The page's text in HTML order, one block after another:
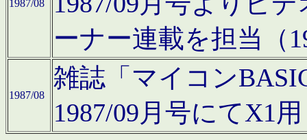
1987/08
ーナー連載を担当（
1987/08
雑誌「マイコン
1987/09月号にてX1